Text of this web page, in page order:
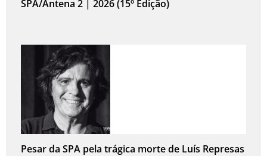
SPA/Antena 2 | 2026 (15º Edição)
Pesar da SPA pela trágica morte de Luís Represas